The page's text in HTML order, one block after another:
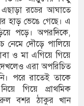
রডের আঘাতে
হাড় ভেঙে গেছে। এ
পড়ে। অপরদিকে,
নেমে দৌড়ে পালিয়ে
ও মা এগিয়ে গিয়ে
এরা অপরিচিত
পরে রাতেই তাকে
গিয়ে প্রাথমিক
বশর ঠাকুর খান